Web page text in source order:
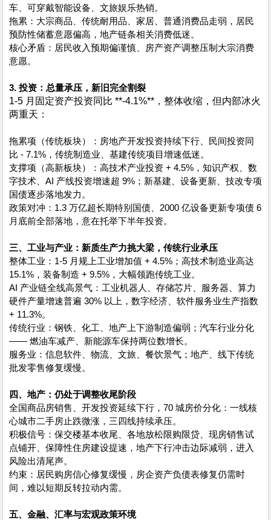
车、可穿戴智能设备、文旅娱乐热销。
拖累：大宗商品、传统耐用品、家居、普通消费品走弱，居民
预防性储蓄意愿偏高，地产链条相关消费低迷。
核心矛盾：居民收入预期偏谨慎、房产资产调整压制大宗消费
意愿。
3. 投资：总量承压，新旧完全割裂
1-5 月固定资产投资同比 **-4.1%**，整体收缩，但内部冰火
两重天：
拖累项（传统板块）：房地产开发投资持续下行、民间投资同
比 - 7.1%，传统制造业、基建传统项目增速低迷。
支撑项（高新板块）：高技术产业投资 + 4.5%，知识产权、数
字技术、AI 产线投资增速超 9%；新基建、设备更新、技改专项
国债逐步落地发力。
政策对冲：1.3 万亿超长期特别国债、2000 亿设备更新专项债 6
月底前全部落地，意在托举下半年投资。
三、工业与产业：新质生产力挑大梁，传统行业承压
整体工业：1-5 月规上工业增加值 + 4.5%；高技术制造业高达
15.1%，装备制造 + 9.5%，大幅领跑传统工业。
AI 产业链全线高景气：工业机器人、存储芯片、服务器、算力
硬件产量增速普遍 30% 以上，数字经济、软件服务业生产指数
+ 11.3%。
传统行业：钢铁、化工、地产上下游制造偏弱；汽车行业分化
—— 燃油车减产、新能源车保持两位数增长。
服务业：信息软件、物流、文旅、餐饮景气；地产、线下传统
批发零售修复缓慢。
四、地产：仍处于调整收尾阶段
全国商品房销售、开发投资延续下行，70 城房价分化：一线核
心城市二手房止跌微涨，三四线持续承压。
积极信号：保交楼基本收尾、各地放松限购限贷、现房销售试
点铺开、保障性住房建设提速，地产下行冲击边际减弱，进入
风险出清尾声。
约束：居民购房信心修复缓慢，房企资产负债表修复仍需时
间，难以短期反转拉动内需。
五、金融、汇率与宏观政策环境